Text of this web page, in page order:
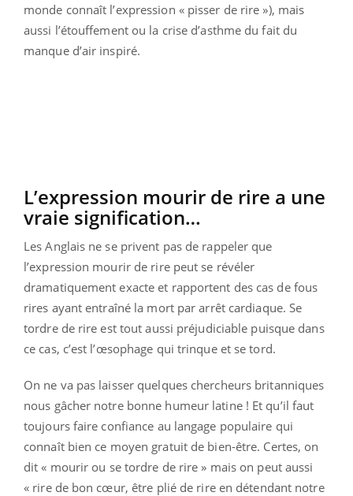
monde connaît l’expression « pisser de rire »), mais
aussi l’étouffement ou la crise d’asthme du fait du
manque d’air inspiré.
L’expression mourir de rire a une
vraie signification…
Les Anglais ne se privent pas de rappeler que
l’expression mourir de rire peut se révéler
dramatiquement exacte et rapportent des cas de fous
rires ayant entraîné la mort par arrêt cardiaque. Se
tordre de rire est tout aussi préjudiciable puisque dans
ce cas, c’est l’œsophage qui trinque et se tord.
On ne va pas laisser quelques chercheurs britanniques
nous gâcher notre bonne humeur latine ! Et qu’il faut
toujours faire confiance au langage populaire qui
connaît bien ce moyen gratuit de bien-être. Certes, on
dit « mourir ou se tordre de rire » mais on peut aussi
« rire de bon cœur, être plié de rire en détendant notre